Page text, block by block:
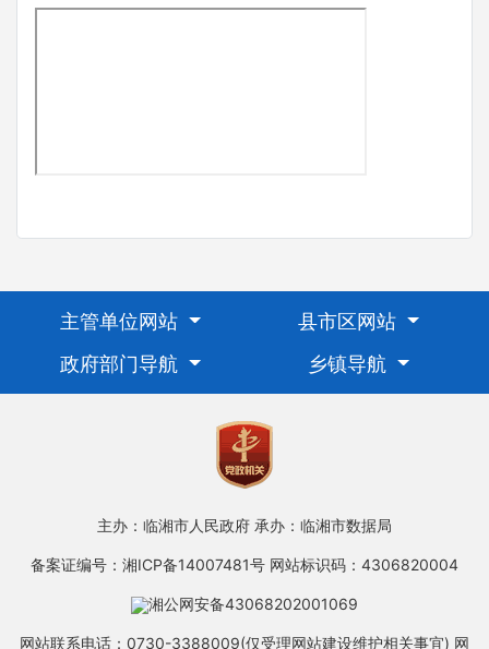
主管单位网站
县市区网站
政府部门导航
乡镇导航
主办：临湘市人民政府 承办：临湘市数据局
备案证编号：湘ICP备14007481号 网站标识码：4306820004
湘公网安备43068202001069
网站联系电话：0730-3388009(仅受理网站建设维护相关事宜) 网